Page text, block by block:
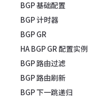
BGP 基础配置
BGP 计时器
BGP GR
HA BGP GR 配置实例
BGP 路由过滤
BGP 路由刷新
BGP 下一跳递归